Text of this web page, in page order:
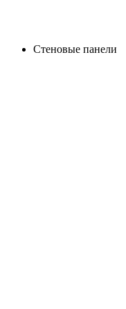
Стеновые панели